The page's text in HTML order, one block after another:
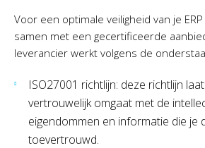
Voor een optimale veiligheid van je
samen met een gecertificeerde
leverancier werkt volgens de
ISO27001 richtlijn: deze richtlijn
vertrouwelijk omgaat met de
eigendommen en informatie die
toevertrouwd.